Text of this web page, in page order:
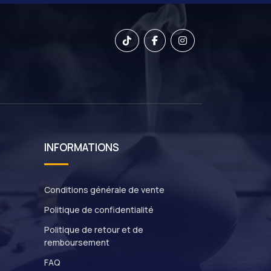
INFORMATIONS
Conditions générale de vente
Politique de confidentialité
Politique de retour et de
remboursement
FAQ